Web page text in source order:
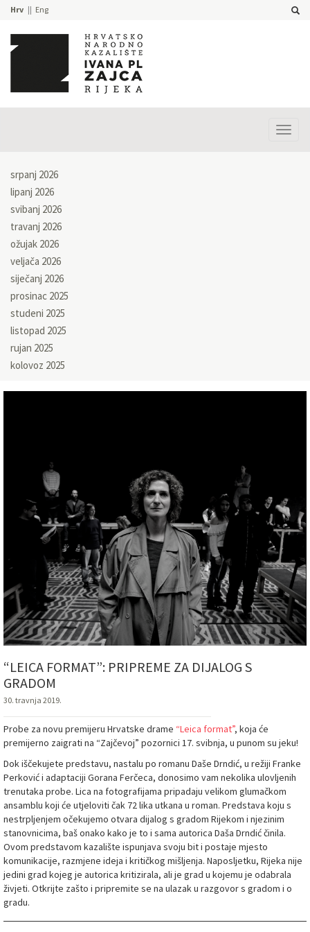
Hrv Eng
srpanj 2026
lipanj 2026
svibanj 2026
travanj 2026
ožujak 2026
veljača 2026
siječanj 2026
prosinac 2025
studeni 2025
listopad 2025
rujan 2025
kolovoz 2025
“LEICA FORMAT”: PRIPREME ZA DIJALOG S
GRADOM
30. travnja 2019.
Probe za novu premijeru Hrvatske drame “Leica format”, koja će
premijerno zaigrati na “Zajčevoj” pozornici 17. svibnja, u punom su jeku!
Dok iščekujete predstavu, nastalu po romanu Daše Drndić, u režiji Franke
Perković i adaptaciji Gorana Ferčeca, donosimo vam nekolika ulovljenih
trenutaka probe. Lica na fotografijama pripadaju velikom glumačkom
ansamblu koji će utjeloviti čak 72 lika utkana u roman. Predstava koju s
nestrpljenjem očekujemo otvara dijalog s gradom Rijekom i njezinim
stanovnicima, baš onako kako je to i sama autorica Daša Drndić činila.
Ovom predstavom kazalište ispunjava svoju bit i postaje mjesto
komunikacije, razmjene ideja i kritičkog mišljenja. Naposljetku, Rijeka nije
jedini grad kojeg je autorica kritizirala, ali je grad u kojemu je odabrala
živjeti. Otkrijte zašto i pripremite se na ulazak u razgovor s gradom i o
gradu.